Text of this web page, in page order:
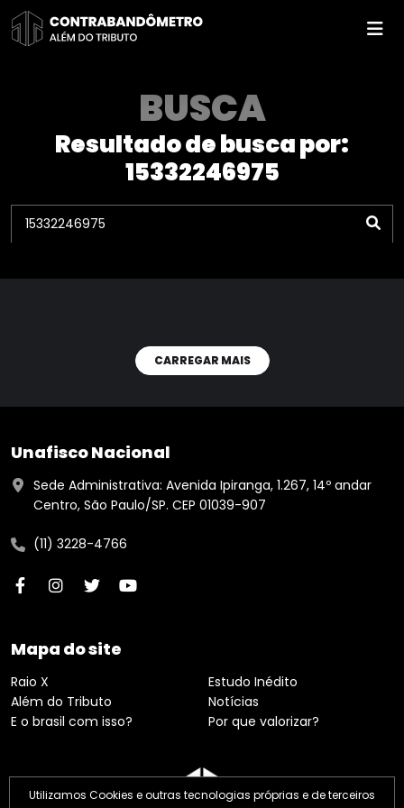
Pular
para
BUSCA
Resultado de busca por:
15332246975
CARREGAR MAIS
Unafisco Nacional
Sede Administrativa: Avenida Ipiranga, 1.267, 14º andar
Centro, São Paulo/SP. CEP 01039-907
(11) 3228-4766
Mapa do site
Raio X
Além do Tributo
E o brasil com isso?
Estudo Inédito
Notícias
Por que valorizar?
Utilizamos Cookies e outras tecnologias próprias e de terceiros